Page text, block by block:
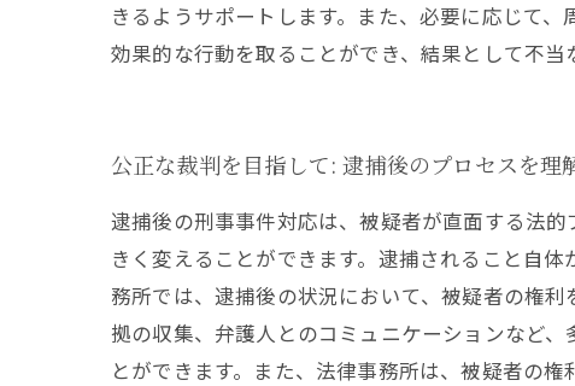
きるようサポートします。また、必要に応じて
効果的な行動を取ることができ、結果として不当
公正な裁判を目指して: 逮捕後のプロセスを理
逮捕後の刑事事件対応は、被疑者が直面する法
きく変えることができます。逮捕されること自
務所では、逮捕後の状況において、被疑者の権
拠の収集、弁護人とのコミュニケーションなど
とができます。また、法律事務所は、被疑者の